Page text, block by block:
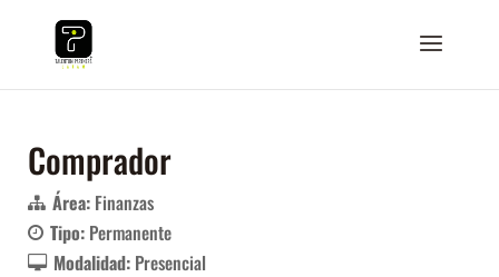
Comprador
Área: Finanzas
Tipo: Permanente
Modalidad: Presencial